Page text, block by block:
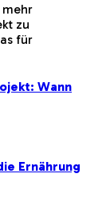
zu
für
Wann
Ernährung